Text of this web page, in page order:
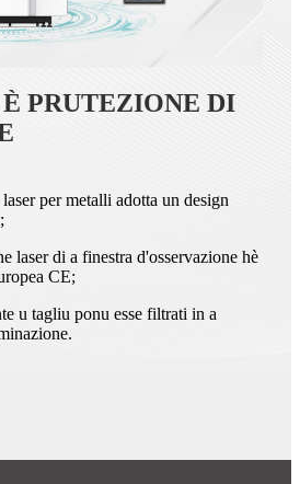
PRUTEZIONE DI
per metalli adotta un design
laser di a finestra d'osservazione hè
CE;
u tagliu ponu esse filtrati in a